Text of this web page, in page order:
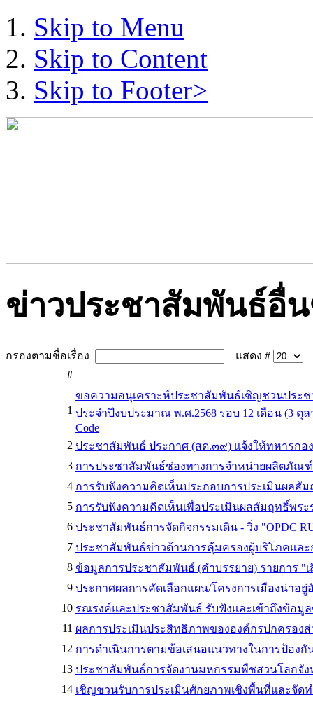
Skip to Menu
Skip to Content
Skip to Footer>
ข่าวประชาสัมพันธ์อื่
กรองตามชื่อเรื่อง
แสดง #
#
1
ขอความอนุเคราะห์ประชาสัมพันธ์เชิญชวนประ
ประจำปีงบประมาณ พ.ศ.2568 รอบ 12 เดือน (3 ตุ
Code
2 ประชาสัมพันธ์ ประกาศ (สด.๓๙) แจ้งให้ทหารกอ
3 การประชาสัมพันธ์ช่องทางการจำหน่ายผลิตภัณ
4 การรับฟังความคิดเห็นประกอบการประเมินผลสั
5 การรับฟังความคิดเห็นเพื่อประเมินผลสัมฤทธิ์พร
6 ประชาสัมพันธ์การจัดกิจกรรมเดิน - วิ่ง "OPDC
7 ประชาสัมพันธ์ข่าวด้านการคุ้มครองผู้บริโภคและ
8 ข้อมูลการประชาสัมพันธ์ (คำบรรยาย) รายการ "
9 ประกาศผลการคัดเลือกแผน/โครงการเมืองน่าอ
10 รณรงค์และประชาสัมพันธ์ รับฟังและเข้าถึงข้อมู
11 ผลการประเมินประสิทธิภาพขององค์กรปกครองส่
12 การดำเนินการตามข้อเสนอแนวทางในการป้อง
13 ประชาสัมพันธ์การจัดงานมหกรรมพืชสวนโลกจัง
14 เชิญชวนรับการประเมินศักยภาพเชิงพื้นที่และจัด